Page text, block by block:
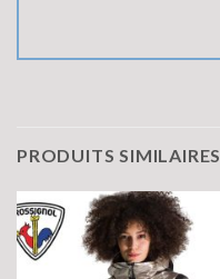
PRODUITS SIMILAIRES